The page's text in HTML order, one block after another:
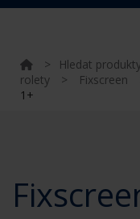
> Hledat
rolety
> Fixscreen
1+